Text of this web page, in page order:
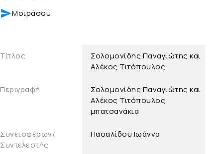
Μοιράσου
Τίτλος
Σολομονίδης Παναγιώτης και
Αλέκος Τιτόπουλος
Περιγραφή
Σολομονίδης Παναγιώτης και
Αλέκος Τιτόπουλος
μπατσανάκια
Συνεισφέρων/
Συντελεστής
Πασαλίδου Ιωάννα